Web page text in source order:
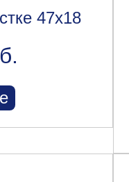
47x18